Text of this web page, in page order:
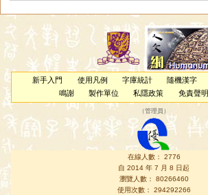
新手入門 使用凡例 字庫統計 隨機漢字
鳴謝
製作單位 私隱政策 免責聲明
（管理員 ）
在線人數： 2776
自 2014 年 7 月 8 日起
瀏覽人數： 80266460
使用次數： 294292266